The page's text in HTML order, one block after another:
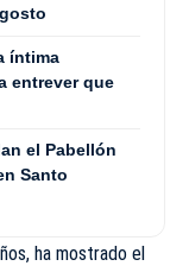
íntima
entrever que
el Pabellón
Santo
ha mostrado el